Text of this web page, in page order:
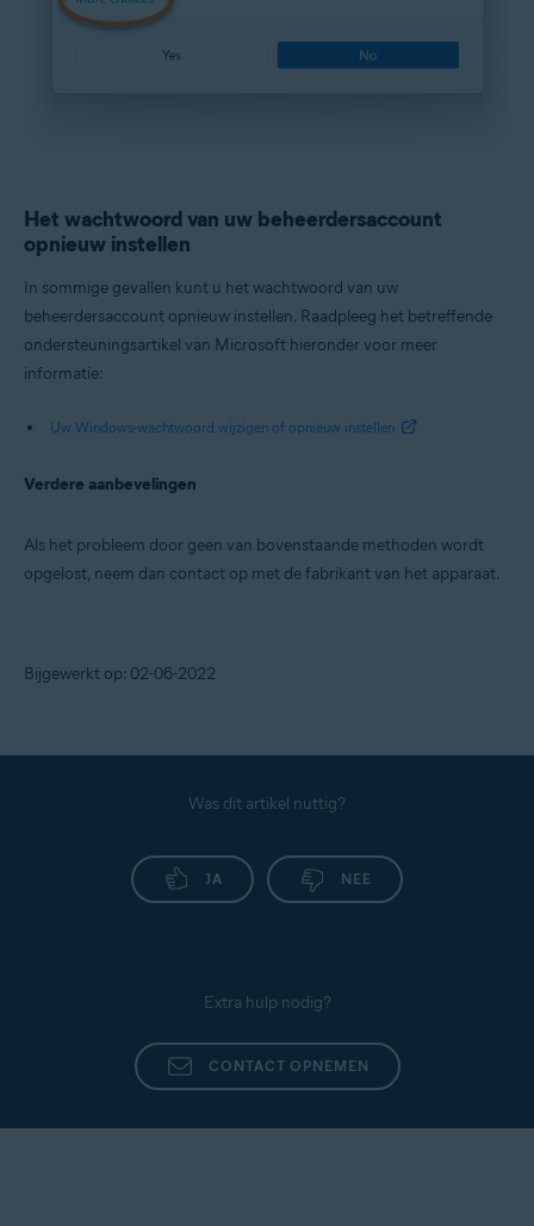
Het wachtwoord van uw beheerdersaccount
opnieuw instellen
In sommige gevallen kunt u het wachtwoord van uw
beheerdersaccount opnieuw instellen. Raadpleeg het betreffende
ondersteuningsartikel van Microsoft hieronder voor meer
informatie:
Uw Windows-wachtwoord wijzigen of opnieuw instellen
Verdere aanbevelingen
Als het probleem door geen van bovenstaande methoden wordt
opgelost, neem dan contact op met de fabrikant van het apparaat.
Bijgewerkt op: 02-06-2022
Was dit artikel nuttig?
JA NEE
Extra hulp nodig?
CONTACT OPNEMEN